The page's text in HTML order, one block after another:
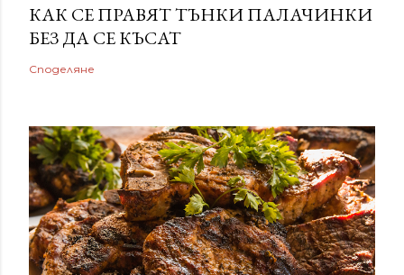
КАК СЕ ПРАВЯТ ТЪНКИ ПАЛАЧИНКИ
БЕЗ ДА СЕ КЪСАТ
Споделяне